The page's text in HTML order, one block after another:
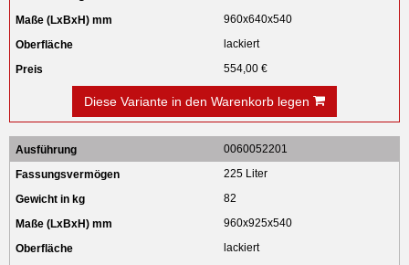
960x640x540
lackiert
554,00 €
Diese Variante in den Warenkorb legen
0060052201
225 Liter
82
960x925x540
lackiert